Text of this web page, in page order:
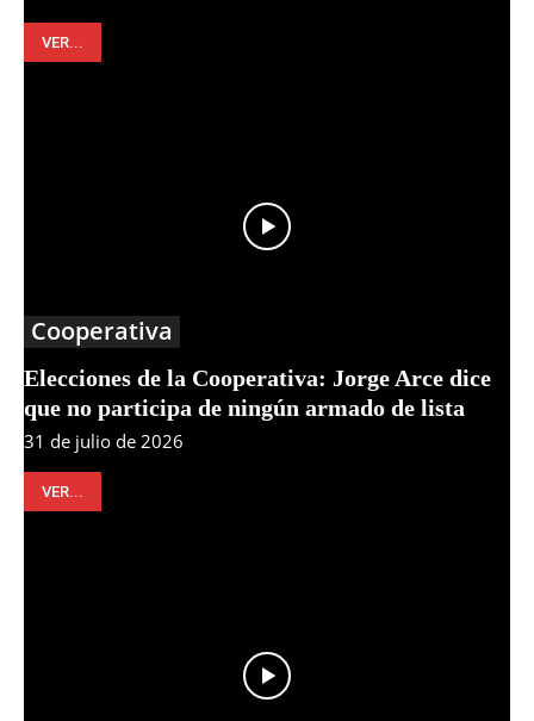
VER...
Cooperativa
Elecciones de la Cooperativa: Jorge Arce dice
que no participa de ningún armado de lista
31 de julio de 2026
VER...